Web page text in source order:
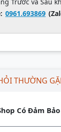
0961.693869
THƯỜNG
Có Đảm